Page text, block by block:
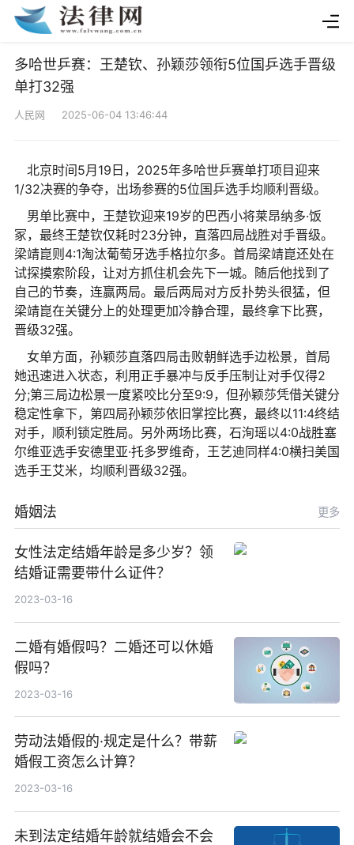
多哈世乒赛：王楚钦、孙颖莎领衔5位国乒选手晋级
单打32强
人民网 2025-06-04 13:46:44
北京时间5月19日，2025年多哈世乒赛单打项目迎来
1/32决赛的争夺，出场参赛的5位国乒选手均顺利晋级。
男单比赛中，王楚钦迎来19岁的巴西小将莱昂纳多·饭
冢，最终王楚钦仅耗时23分钟，直落四局战胜对手晋级。
梁靖崑则4:1淘汰葡萄牙选手格拉尔多。首局梁靖崑还处在
试探摸索阶段，让对方抓住机会先下一城。随后他找到了
自己的节奏，连赢两局。最后两局对方反扑势头很猛，但
梁靖崑在关键分上的处理更加冷静合理，最终拿下比赛，
晋级32强。
女单方面，孙颖莎直落四局击败朝鲜选手边松景，首局
她迅速进入状态，利用正手暴冲与反手压制让对手仅得2
分;第三局边松景一度紧咬比分至9:9，但孙颖莎凭借关键分
稳定性拿下，第四局孙颖莎依旧掌控比赛，最终以11:4终结
对手，顺利锁定胜局。另外两场比赛，石洵瑶以4:0战胜塞
尔维亚选手安德里亚·托多罗维奇，王艺迪同样4:0横扫美国
选手王艾米，均顺利晋级32强。
婚姻法 更多
女性法定结婚年龄是多少岁？领
结婚证需要带什么证件？
2023-03-16
二婚有婚假吗？二婚还可以休婚
假吗？
2023-03-16
劳动法婚假的·规定是什么？带薪
婚假工资怎么计算？
2023-03-16
未到法定结婚年龄就结婚会不会